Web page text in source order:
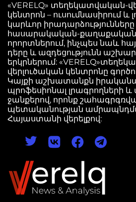
«VERELQ» տեղեկատվական-
կենտրոն – ուսումնասիրում և
կարևոր
հասարակական-
որորտներում, ինչպես նաև
դերը և ազդեցությունն
երկրներում:
վերլուծական կենտրոնը
Կայքի աշխատանքն
պրոֆեսիոնալ լրագրողների
ջանքերով, որոնք
պետականության
Հայաստանի վերելքով: